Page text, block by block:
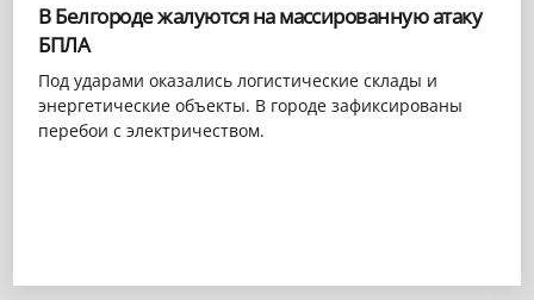
В Белгороде жалуются на массированную атаку
БПЛА
Под ударами оказались логистические склады и
энергетические объекты. В городе зафиксированы
перебои с электричеством.